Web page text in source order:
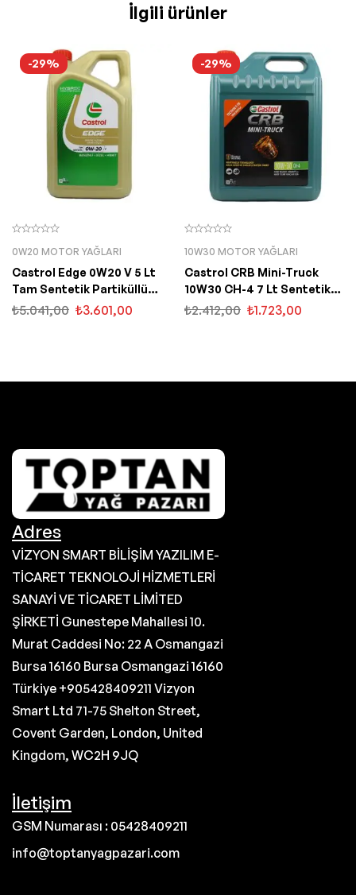
İlgili ürünler
-29%
0W20 MOTOR YAĞLARI
Castrol Edge 0W20 V 5 Lt
Tam Sentetik Partiküllü
Motor Yağı
₺5.041,00 ₺3.601,00
-29%
10W30 MOTOR YAĞLARI
Castrol CRB Mini-Truck
10W30 CH-4 7 Lt Sentetik
Motor Yağı
₺2.412,00 ₺1.723,00
Adres
VİZYON SMART BİLİŞİM YAZILIM E-
TİCARET TEKNOLOJİ HİZMETLERİ
SANAYİ VE TİCARET LİMİTED
ŞİRKETİ Gunestepe Mahallesi 10.
Murat Caddesi No: 22 A Osmangazi
Bursa 16160 Bursa Osmangazi 16160
Türkiye +905428409211 Vizyon
Smart Ltd 71-75 Shelton Street,
Covent Garden, London, United
Kingdom, WC2H 9JQ
İletişim
GSM Numarası : 05428409211
info@toptanyagpazari.com